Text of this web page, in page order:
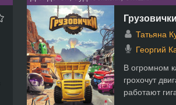
Грузовички
Татьяна
Георгий
В огромном
грохочут
работают